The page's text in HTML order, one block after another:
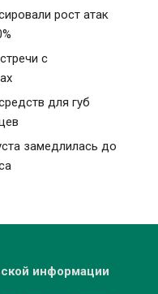
рост атак
с
для губ
замедлилась до
информации